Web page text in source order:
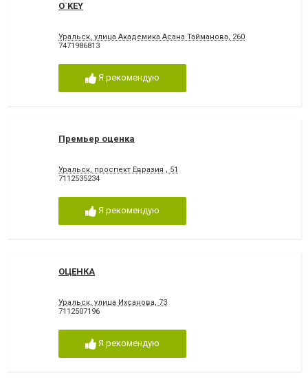
O`KEY
Уральск, улица Академика Асана Тайманова, 260
7471986813
Я рекомендую
Премьер оценка
Уральск, проспект Евразия , 51
7112535234
Я рекомендую
ОЦЕНКА
Уральск, улица Ихсанова, 73
7112507196
Я рекомендую